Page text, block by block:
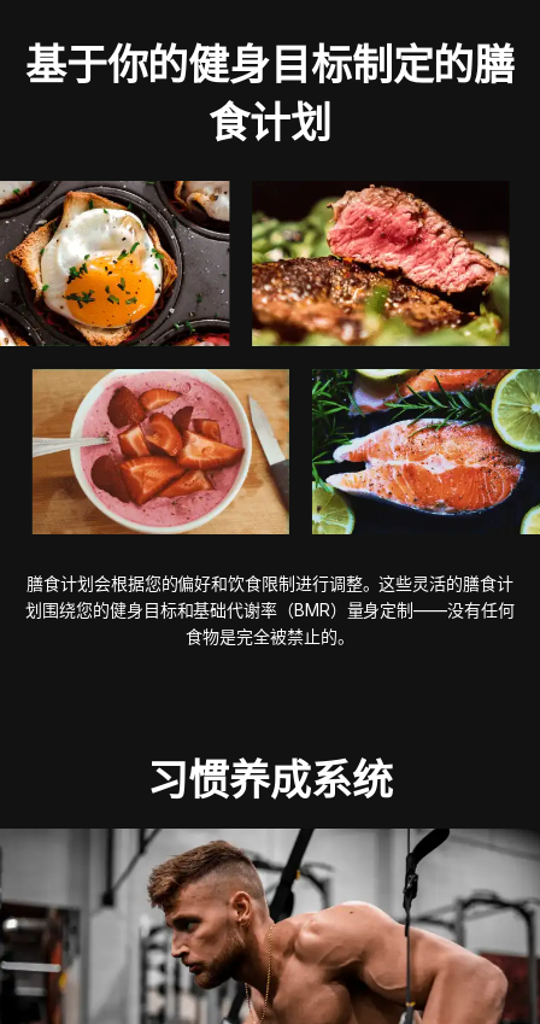
基于你的健身目标制定的膳
食计划
膳食计划会根据您的偏好和饮食限制进行调整。这些灵活的膳食计
划围绕您的健身目标和基础代谢率（BMR）量身定制——没有任何
食物是完全被禁止的。
习惯养成系统